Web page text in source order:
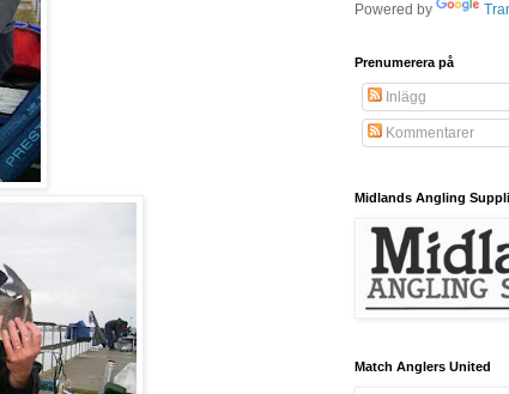
Powered by
Prenumerera på
Inlägg
Kommentarer
Midlands Angling
Match Anglers United